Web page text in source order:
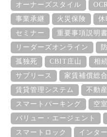
オーナーズスタイル
事業承継
火災保険 休
セミナー
重要事項説明書
リーダーズオンライン
孤独死
CBIT庄山 相
サブリース
家賃補償総
賃貸管理システム
不動
スマートパーキング
空
バリュー・エージェント
スマートロック
インタ